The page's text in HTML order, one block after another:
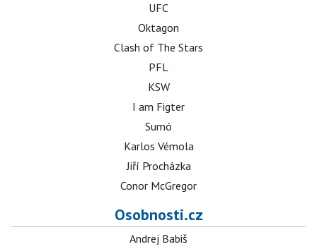
UFC
Oktagon
Clash of The Stars
PFL
KSW
I am Figter
Sumó
Karlos Vémola
Jiří Procházka
Conor McGregor
Osobnosti.cz
Andrej Babiš